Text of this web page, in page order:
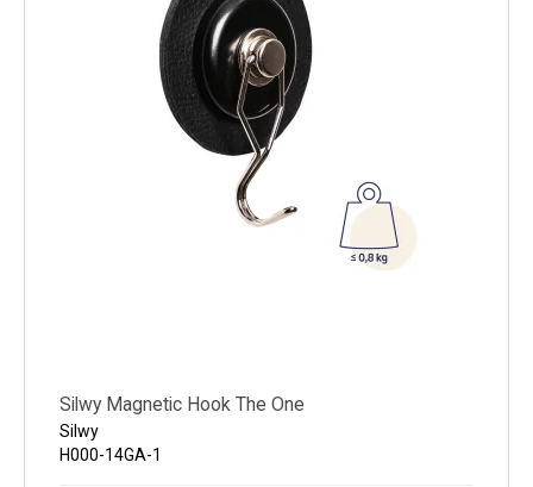
Silwy Magnetic Hook The One
Silwy
H000-14GA-1